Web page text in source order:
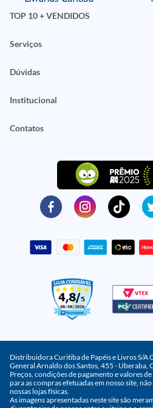
TOP 10 + VENDIDOS
Serviços
Dúvidas
Institucional
Contatos
Distribuidora Curitiba de Papéis e Livros S/A
General Arnaldo dos Santos, 455 - Uberaba,
Preços, condições de pagamento e valores
para as compras efetuadas em nosso site,
nossas lojas físicas.
As imagens apresentadas neste site são